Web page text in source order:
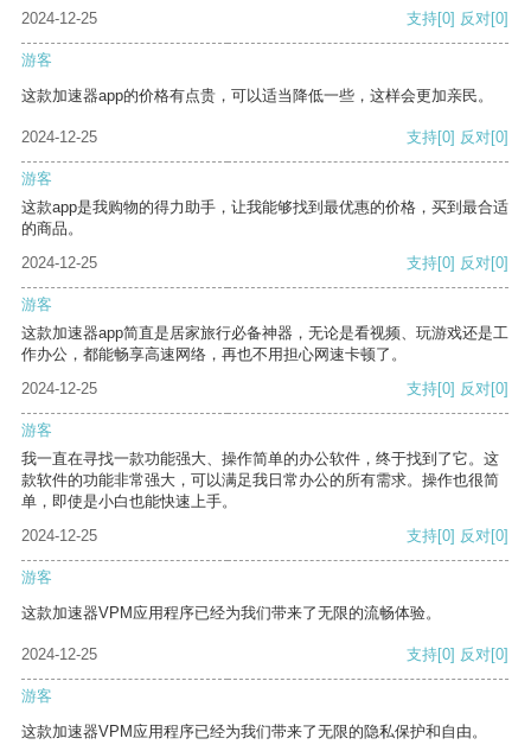
2024-12-25 支持[0] 反对[0]
游客
这款加速器app的价格有点贵，可以适当降低一些，这样会更加亲民。
2024-12-25 支持[0] 反对[0]
游客
这款app是我购物的得力助手，让我能够找到最优惠的价格，买到最合适
的商品。
2024-12-25
支持[0] 反对[0]
游客
这款加速器app简直是居家旅行必备神器，无论是看视频、玩游戏还是工
作办公，都能畅享高速网络，再也不用担心网速卡顿了。
2024-12-25
支持[0] 反对[0]
游客
我一直在寻找一款功能强大、操作简单的办公软件，终于找到了它。这
款软件的功能非常强大，可以满足我日常办公的所有需求。操作也很简
单，即使是小白也能快速上手。
2024-12-25
支持[0] 反对[0]
游客
这款加速器VPM应用程序已经为我们带来了无限的流畅体验。
2024-12-25 支持[0] 反对[0]
游客
这款加速器VPM应用程序已经为我们带来了无限的隐私保护和自由。